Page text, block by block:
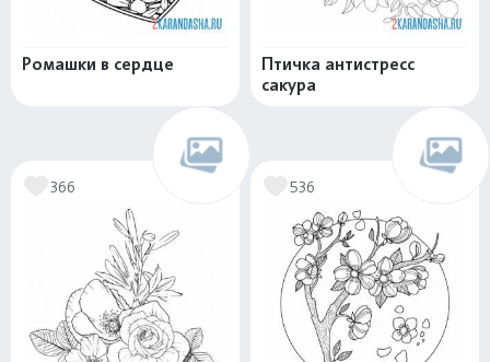
Ромашки в сердце
Птичка антистресс
сакура
366 536